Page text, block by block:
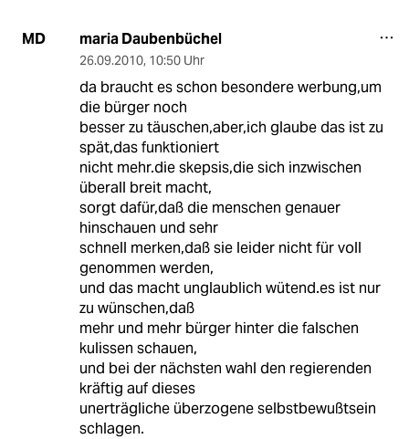
MD maria Daubenbüchel
26.09.2010, 10:50 Uhr
da braucht es schon besondere werbung,um
die bürger noch
besser zu täuschen,aber,ich glaube das ist zu
spät,das funktioniert
nicht mehr.die skepsis,die sich inzwischen
überall breit macht,
sorgt dafür,daß die menschen genauer
hinschauen und sehr
schnell merken,daß sie leider nicht für voll
genommen werden,
und das macht unglaublich wütend.es ist nur
zu wünschen,daß
mehr und mehr bürger hinter die falschen
kulissen schauen,
und bei der nächsten wahl den regierenden
kräftig auf dieses
unerträgliche überzogene selbstbewußtsein
schlagen.